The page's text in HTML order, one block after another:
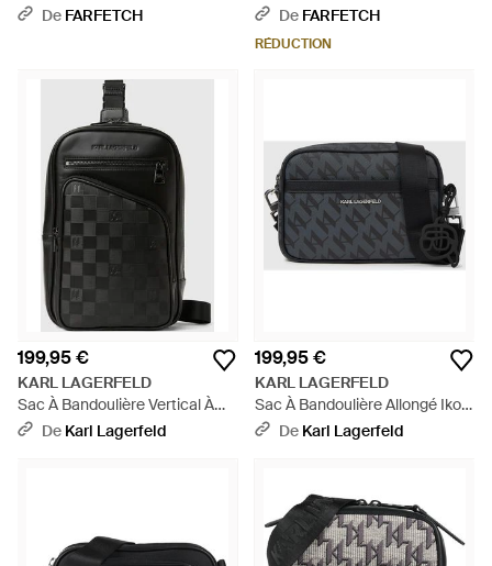
Maison - Gris
De FARFETCH
- Noir
De FARFETCH
RÉDUCTION
199,95 €
KARL LAGERFELD
Sac À Bandoulière Vertical À
Motif Damier Monogram,
De Karl Lagerfeld
199,95 €
KARL LAGERFELD
Sac À Bandoulière Allongé Ikon
Monogram, Homme, Taille -
De Karl Lagerfeld